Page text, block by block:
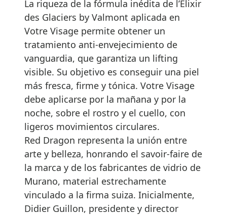
La riqueza de la fórmula inédita de l’Elixir
des Glaciers by Valmont aplicada en
Votre Visage permite obtener un
tratamiento anti-envejecimiento de
vanguardia, que garantiza un lifting
visible. Su objetivo es conseguir una piel
más fresca, firme y tónica. Votre Visage
debe aplicarse por la mañana y por la
noche, sobre el rostro y el cuello, con
ligeros movimientos circulares.
Red Dragon representa la unión entre
arte y belleza, honrando el savoir-faire de
la marca y de los fabricantes de vidrio de
Murano, material estrechamente
vinculado a la firma suiza. Inicialmente,
Didier Guillon, presidente y director